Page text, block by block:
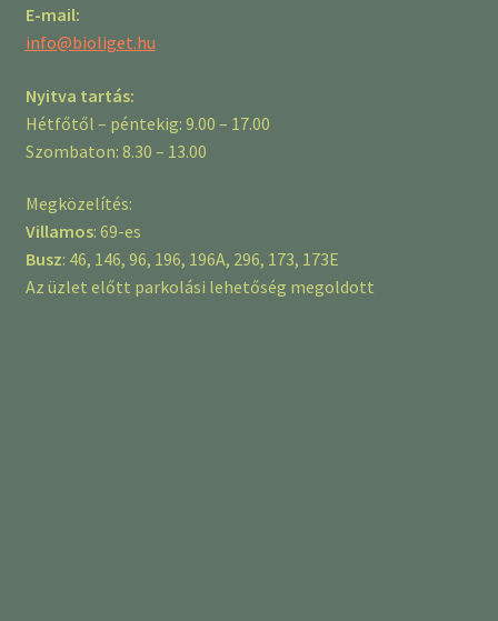
E-mail:
info@bioliget.hu
Nyitva tartás:
Hétfőtől – péntekig: 9.00 – 17.00
Szombaton: 8.30 – 13.00
Megközelítés:
Villamos: 69-es
Busz: 46, 146, 96, 196, 196A, 296, 173, 173E
Az üzlet előtt parkolási lehetőség megoldott